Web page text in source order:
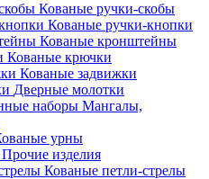
Кованые ручки-скобы
Кованые ручки-кнопки
Кованые кронштейны
Кованые крючки
Кованые задвижки
Дверные молотки
Мангалы,
урны
Прочие изделия
Кованые петли-стрелы